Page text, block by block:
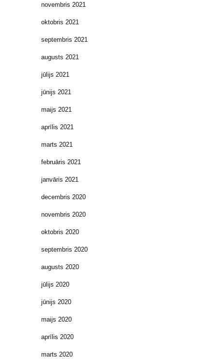
novembris 2021
oktobris 2021
septembris 2021
augusts 2021
jūlijs 2021
jūnijs 2021
maijs 2021
aprīlis 2021
marts 2021
februāris 2021
janvāris 2021
decembris 2020
novembris 2020
oktobris 2020
septembris 2020
augusts 2020
jūlijs 2020
jūnijs 2020
maijs 2020
aprīlis 2020
marts 2020